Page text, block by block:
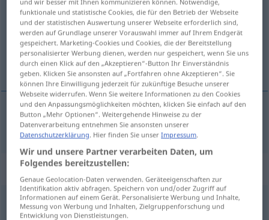
Übersicht aller Übersetzungen
(Für mehr Details die Übersetzung anklicken/antippen)
magic wand
(magic)wand ZauberruteZauberstab
Synonyme für "Zauberrute"
Zauberstab
funktionale und statistische Cookies, die für den Betrieb der Webseite
und der statistischen Auswertung unserer Webseite erforderlich sind,
werden auf Grundlage unserer Vorauswahl immer auf Ihrem Endgerät
gespeichert. Marketing-Cookies und Cookies, die der Bereitstellung
personalisierter Werbung dienen, werden nur gespeichert, wenn Sie uns
durch einen Klick auf den „Akzeptieren“-Button Ihr Einverständnis
geben. Klicken Sie ansonsten auf „Fortfahren ohne Akzeptieren“. Sie
können Ihre Einwilligung jederzeit für zukünftige Besuche unserer
Webseite widerrufen. Wenn Sie weitere Informationen zu den Cookies
und den Anpassungsmöglichkeiten möchten, klicken Sie einfach auf den
Button „Mehr Optionen“. Weitergehende Hinweise zu der
Datenverarbeitung entnehmen Sie ansonsten unserer
Datenschutzerklärung . Hier finden Sie unserImpressum
Wir und unsere Partner verarbeiten Daten, um
Folgendes bereitzustellen:
Genaue Geolocation-Daten verwenden. Geräteeigenschaften zur
Identifikation aktiv abfragen. Speichern von und/oder Zugriff auf
Informationen auf einem Gerät. Personalisierte Werbung und Inhalte,
Messung von Werbung und Inhalten, Zielgruppenforschung und
Entwicklung von Dienstleistungen.